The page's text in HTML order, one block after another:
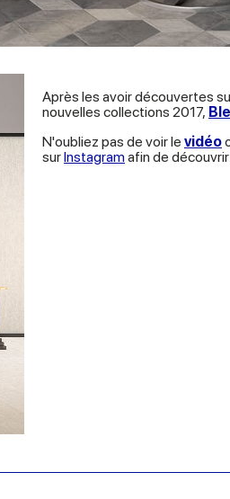
Après les avoir découvertes
nouvelles collections 2017,
N'oubliez pas de voir le vidéo
surInstagramafin de